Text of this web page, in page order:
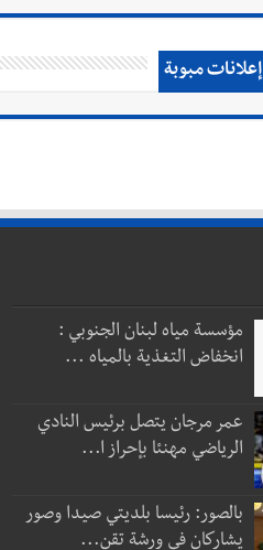
إعلانات مبوبة
مؤسسة مياه لبنان الجنوبي :
انخفاض التغذية بالمياه ...
عمر مرجان يتصل برئيس النادي
الرياضي مهنئا بإحراز ا...
بالصور: رئيسا بلديتي صيدا وصور
يشاركان في ورشة تقن...